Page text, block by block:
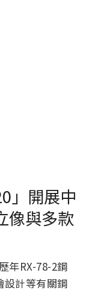
」開展中
像與多款
年RX-78-2鋼
設計等有關鋼